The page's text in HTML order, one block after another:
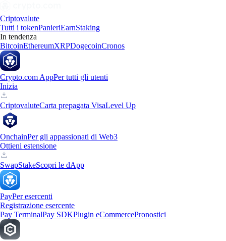
Criptovalute
Tutti i tokenPanieriEarnStaking
In tendenza
BitcoinEthereumXRPDogecoinCronos
Crypto.com AppPer tutti gli utenti
Inizia
CriptovaluteCarta prepagata VisaLevel Up
OnchainPer gli appassionati di Web3
Ottieni estensione
SwapStakeScopri le dApp
PayPer esercenti
Registrazione esercente
Pay TerminalPay SDKPlugin eCommercePronostici